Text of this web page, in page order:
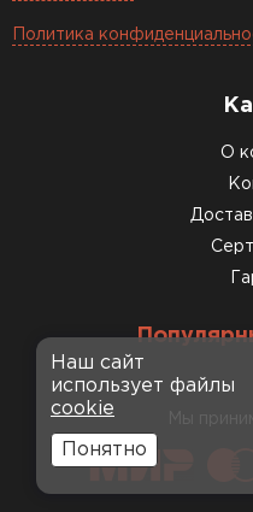
Политика
О
Мы
Наш сайт
использует файлы
cookie
Понятно